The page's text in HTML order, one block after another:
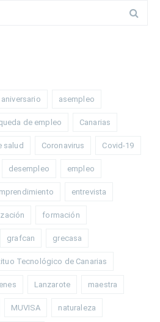
aniversario asempleo
de empleo Canarias
salud Coronavirus Covid-19
desempleo empleo
entrevista
formación
grafcan grecasa
Tecnológico de Canarias
Lanzarote maestra
MUVISA naturaleza